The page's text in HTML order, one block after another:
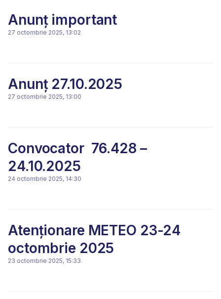
Anunț important
27 octombrie 2025, 13:02
Anunț 27.10.2025
27 octombrie 2025, 13:00
Convocator 76.428 –
24.10.2025
24 octombrie 2025, 14:30
Atenționare METEO 23-24
octombrie 2025
23 octombrie 2025, 15:33